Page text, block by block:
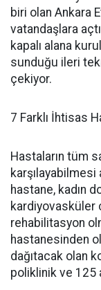
biri olan Ankara
vatandaşlara
kapalı alana
sunduğu ileri
çekiyor.
7 Farklı İhtisas
Hastaların tüm
karşılayabilmesi
hastane, kadın
kardiyovasküler
rehabilitasyon
hastanesinden
dağıtacak olan
poliklinik ve 125